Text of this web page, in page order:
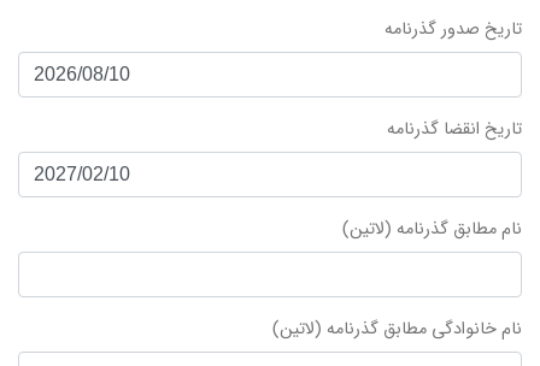
تاریخ صدور گذرنامه
تاریخ انقضا گذرنامه
نام مطابق گذرنامه (لاتین)
نام خانوادگی مطابق گذرنامه (لاتین)